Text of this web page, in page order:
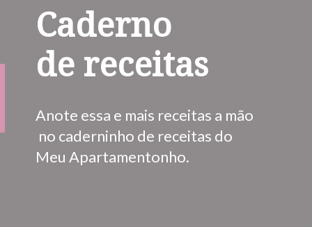
Caderno
de receitas
Anote essa e mais receitas a mão
no caderninho de receitas do
Meu Apartamentonho.